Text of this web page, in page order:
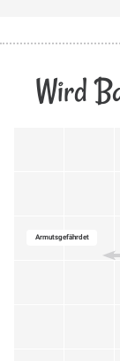
Wird
Armutsgefährdet